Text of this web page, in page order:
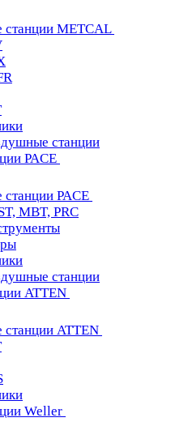
станции METCAL
станции
PACE
PACE
MBT, PRC
станции
ATTEN
станции ATTEN
Weller